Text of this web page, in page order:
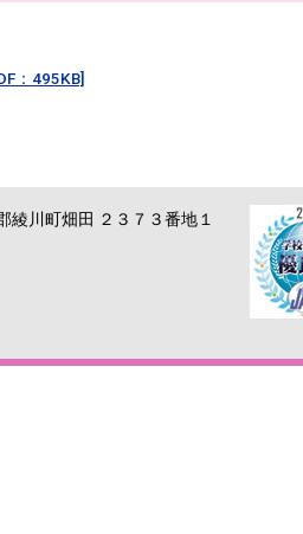
：495KB]
川町畑田 ２３７３番地１